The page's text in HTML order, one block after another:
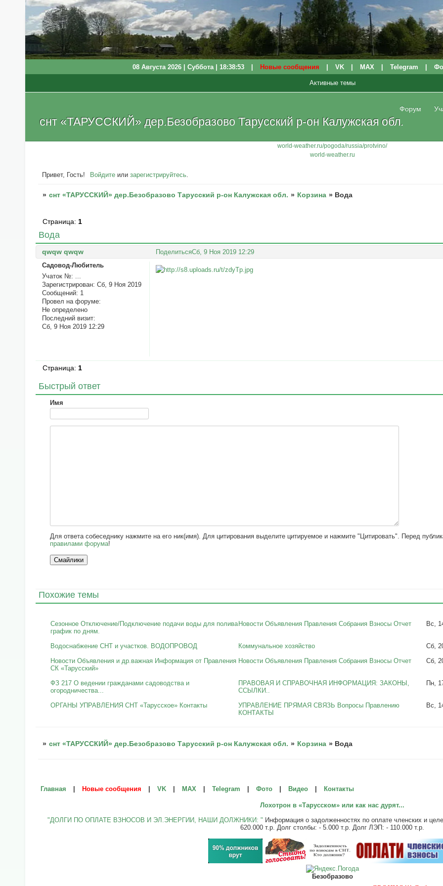
08 Августа 2026 | Суббота | 18:38:53 Новые сообщения VK МАХ Telegram
world-weather.ru/pogoda/russia/protvino/
world-weather.ru
снт «ТАРУССКИЙ» дер.Безобразово Тарусский р-он Калужская обл.
Форум
Активные темы
Привет, Гость! Войдите илизарегистрируйтесь.
» снт «ТАРУССКИЙ» дер.Безобразово Тарусский р-он Калужская обл. » Корзина » Вода
Вода
Страница: 1
ПоделитьсяСб, 9 Ноя 2019 12:29
qwqw qwqw
Садовод-Любитель
Учаток №:
Зарегистрирован: Сб, 9 Ноя 2019
Сообщений: 1
Провел на форуме:
Не определено
Последний визит:
Сб, 9 Ноя 2019 12:29
Страница: 1
Быстрый ответ
Имя
Для ответа собеседнику нажмите на его ник(имя). Для цитирования выделите цитируемое и нажмите "Цитировать". Перед
правилами форума!
Похожие темы
Сезонное Отключение/Подключение подачи воды для полива
график по дням.
Новости Объявления Правления Собрания Взносы Отчет Вс,
Водоснабжение СНТ и участков. ВОДОПРОВОД Коммунальное хозяйство
Сб,
Новости Объявления и др.важная Информация от Правления
СК «Тарусский»
Новости Объявления Правления Собрания Взносы Отчет Сб,
ФЗ 217 О ведении гражданами садоводства и
огородничества...
ПРАВОВАЯ И СПРАВОЧНАЯ ИНФОРМАЦИЯ: ЗАКОНЫ,
ССЫЛКИ..
Пн,
ОРГАНЫ УПРАВЛЕНИЯ СНТ «Тарусское» Контакты
УПРАВЛЕНИЕ ПРЯМАЯ СВЯЗЬ Вопросы Правлению
КОНТАКТЫ
Вс,
» снт «ТАРУССКИЙ» дер.Безобразово Тарусский р-он Калужская обл. » Корзина » Вода
Главная Новые сообщения VK МАХ Telegram Фото Видео Контакты
Лохотрон в «Тарусском» или как нас дурят...
"ДОЛГИ ПО ОПЛАТЕ ВЗНОСОВ И ЭЛ.ЭНЕРГИИ, НАШИ ДОЛЖНИКИ: " Информация о задолженностях по оплате членских и
620.000 т.р. Долг столбы: - 5.000 т.р. Долг ЛЭП: - 110.000 т.р.
Безобразово